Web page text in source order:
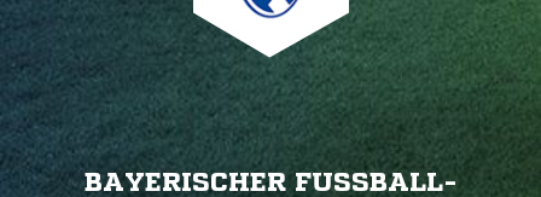
BAYERISCHER FUSSBALL-V